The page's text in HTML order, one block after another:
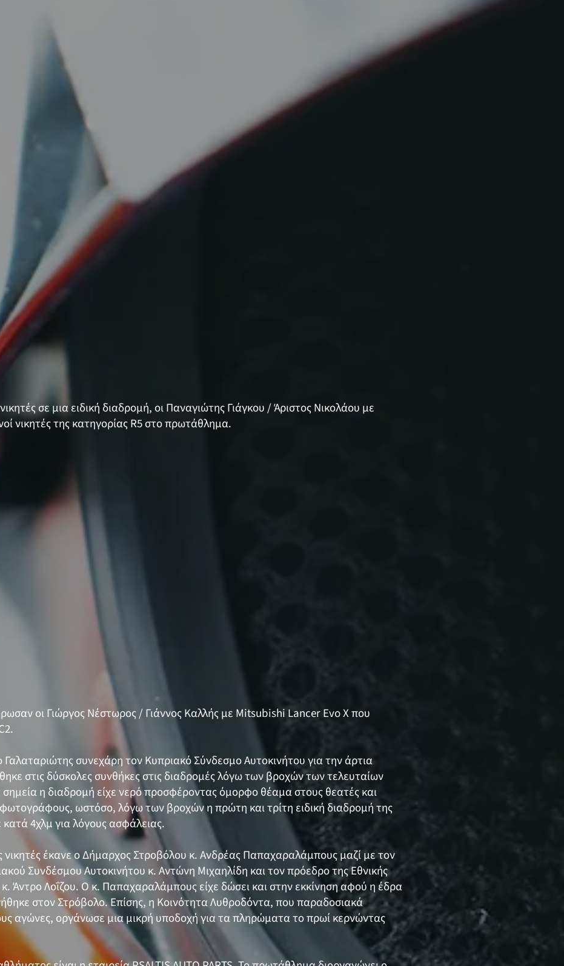
σε μια ειδική διαδρομή, οι Παναγιώτης Γιάγκου / Άριστος Νικολάου με
νικητές της κατηγορίας R5 στο πρωτάθλημα.
οι Γιώργος Νέστωρος / Γιάννος Καλλής με Mitsubishi Lancer Evo X που
Γαλαταριώτης συνεχάρη τον Κυπριακό Σύνδεσμο Αυτοκινήτου για την άρτια
στις δύσκολες συνθήκες στις διαδρομές λόγω των βροχών των τελευταίων
η διαδρομή είχε νερό προσφέροντας όμορφο θέαμα στους θεατές και
ωστόσο, λόγω των βροχών η πρώτη και τρίτη ειδική διαδρομή της
4χλμ για λόγους ασφάλειας.
νικητές έκανε ο Δήμαρχος Στροβόλου κ. Ανδρέας Παπαχαραλάμπους μαζί με τον
Συνδέσμου Αυτοκινήτου κ. Αντώνη Μιχαηλίδη και τον πρόεδρο της Εθνικής
Άντρο Λοΐζου. Ο κ. Παπαχαραλάμπους είχε δώσει και στην εκκίνηση αφού η έδρα
στον Στρόβολο. Επίσης, η Κοινότητα Λυθροδόντα, που παραδοσιακά
αγώνες, οργάνωσε μια μικρή υποδοχή για τα πληρώματα το πρωί κερνώντας